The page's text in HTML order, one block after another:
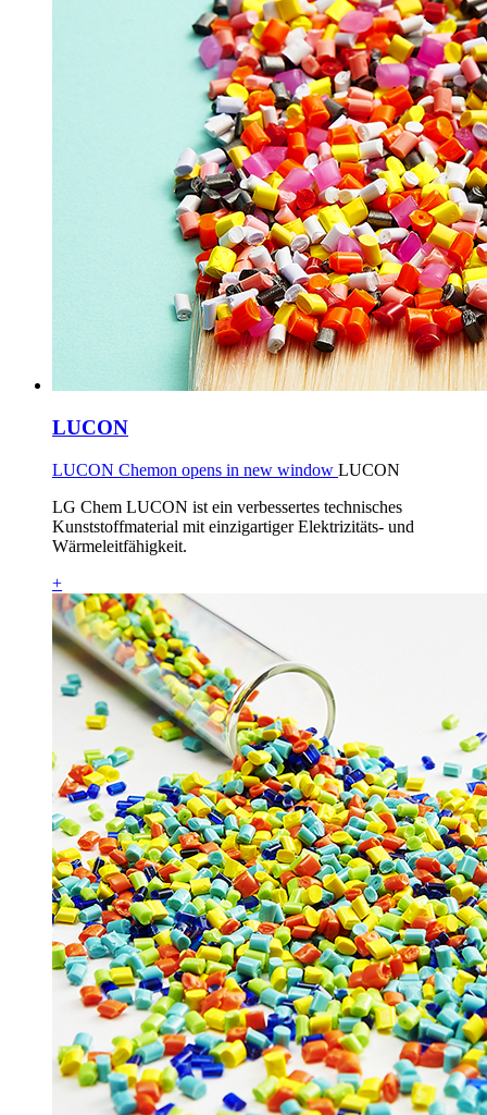
LUCON
LUCON Chemon opens in new window LUCON
LG Chem LUCON ist ein verbessertes technisches
Kunststoffmaterial mit einzigartiger Elektrizitäts- und
Wärmeleitfähigkeit.
+